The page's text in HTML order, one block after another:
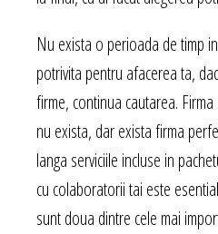
Nu exista o perioada de timp
potrivita pentru afacerea ta,
firme, continua cautarea.
nu exista, dar exista firma
langa serviciile incluse in
cu colaboratorii tai este
sunt doua dintre cele mai